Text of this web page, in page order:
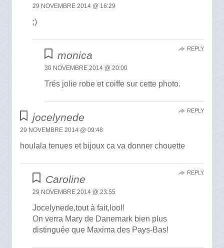
29 NOVEMBRE 2014 @ 16:29
;)
monica
30 NOVEMBRE 2014 @ 20:00
Trés jolie robe et coiffe sur cette photo.
REPLY
jocelynede
29 NOVEMBRE 2014 @ 09:48
houlala tenues et bijoux ca va donner chouette
REPLY
Caroline
29 NOVEMBRE 2014 @ 23:55
Jocelynede,tout à fait,lool!
On verra Mary de Danemark bien plus
distinguée que Maxima des Pays-Bas!
REPLY